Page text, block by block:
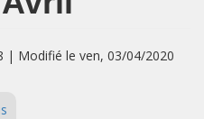
| Modifié le ven, 03/04/2020